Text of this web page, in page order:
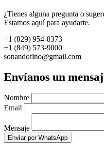
¿Tienes alguna pregunta o
Estamos aquí para ayudarte.
+1 (829) 954-8373
+1 (849) 573-9000
sonandofino@gmail.com
Envíanos un
Nombre
Email
Mensaje
Enviar por WhatsApp